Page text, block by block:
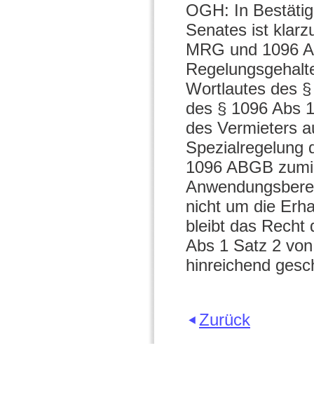
OGH: In
Senates ist
MRG und 1096
Wortlautes des
des § 1096 Abs
des Vermieters
Spezialregelung
1096 ABGB
nicht um die
bleibt das Recht
Abs 1 Satz 2
hinreichend
Zurück